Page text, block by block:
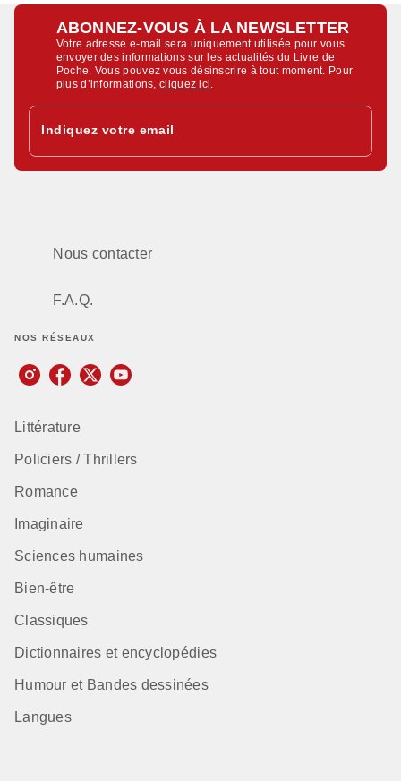
ABONNEZ-VOUS À LA NEWSLETTER
Votre adresse e-mail sera uniquement utilisée pour vous
envoyer des informations sur les actualités du Livre de
Poche. Vous pouvez vous désinscrire à tout moment. Pour
plus d’informations,cliquez ici
Indiquez votre email
Nous contacter
F.A.Q.
NOS RÉSEAUX
Littérature
Policiers / Thrillers
Romance
Imaginaire
Sciences humaines
Bien-être
Classiques
Dictionnaires et encyclopédies
Humour et Bandes dessinées
Langues